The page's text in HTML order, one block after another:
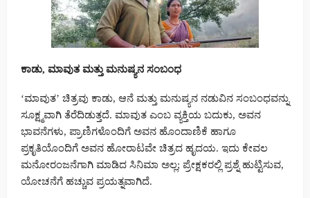
ಕಾಡು, ಮಾವುತ ಮತ್ತು ಮನುಷ್ಯನ ಸಂಬಂಧ
‘ಮಾವುತ’ ಚಿತ್ರವು ಕಾಡು, ಆನೆ ಮತ್ತು ಮನುಷ್ಯನ ನಡುವಿನ ಸಂಬಂಧವನ್ನು
ಸೂಕ್ಷ್ಮವಾಗಿ ತೆರೆದಿಡುತ್ತದೆ. ಮಾವುತ ಎಂಬ ವ್ಯಕ್ತಿಯ ಬದುಕು, ಅವನ
ಭಾವನೆಗಳು, ಪ್ರಾಣಿಗಳೊಂದಿಗೆ ಅವನ ಹೊಂದಾಣಿಕೆ ಹಾಗೂ
ಪ್ರಕೃತಿಯೊಂದಿಗೆ ಅವನ ಹೋರಾಟವೇ ಚಿತ್ರದ ಹೃದಯ. ಇದು ಕೇವಲ
ಮನೋರಂಜನೆಗಾಗಿ ಮಾಡಿದ ಸಿನಿಮಾ ಅಲ್ಲ; ಪ್ರೇಕ್ಷಕರಲ್ಲಿ ಪ್ರಶ್ನೆ ಹುಟ್ಟಿಸುವ,
ಯೋಚನೆಗೆ ಹಚ್ಚುವ ಪ್ರಯತ್ನವಾಗಿದೆ.